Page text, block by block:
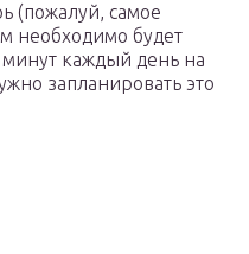
(пожалуй, самое
необходимо будет
минут каждый день на
запланировать это